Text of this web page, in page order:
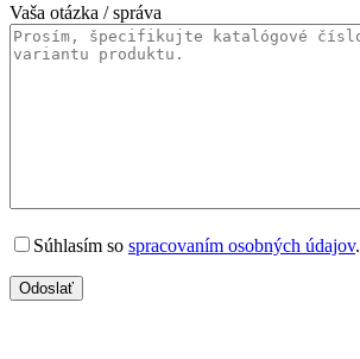
Vaša otázka / správa
Súhlasím so spracovaním osobných údajov.